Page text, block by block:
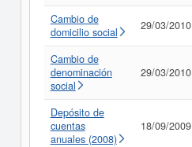
Cambio de
domicilio social
29/03/2010
Cambio de
denominación
social
29/03/2010
Depósito de
cuentas
anuales (2008)
18/09/2009